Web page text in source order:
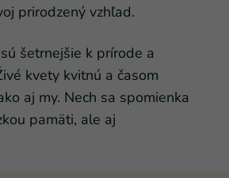
prirodzený vzhľad.
šetrnejšie k prírode a
kvety kvitnú a časom
aj my. Nech sa spomienka
pamäti, ale aj